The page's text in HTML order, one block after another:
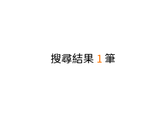
搜尋結果 1筆